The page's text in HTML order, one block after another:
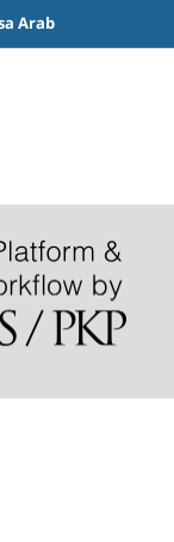
Arab